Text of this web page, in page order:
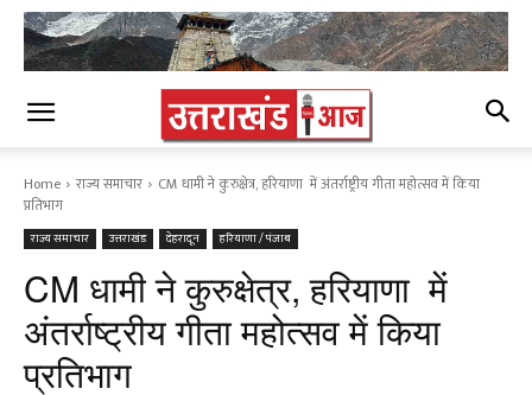
Home राज्य समाचार
CM धामी ने कुरुक्षेत्र, हरियाणा में अंतर्राष्ट्रीय गीता महोत्सव में किया
प्रतिभाग
राज्य समाचार उत्तराखंड देहरादून हरियाणा / पंजाब
CM धामी ने कुरुक्षेत्र, हरियाणा में
अंतर्राष्ट्रीय गीता महोत्सव में किया
प्रतिभाग